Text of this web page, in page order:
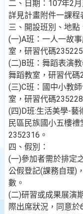
二、日期：107年2
詳見計畫附件一課程
三、開設班別、地點
(一)A班：一人一故
室，研習代碼
(二)B班：舞蹈表演
舞蹈教室，研習代碼
(三)C班：國中小教
室，研習代碼
(四)D班:生活美學-藝
民區民族國小五樓
2352316。
四、假別：
(一)參加者需於排定
公假登記(課務自理)
數。
(二)研習或成果展演
際出席狀況，同意於